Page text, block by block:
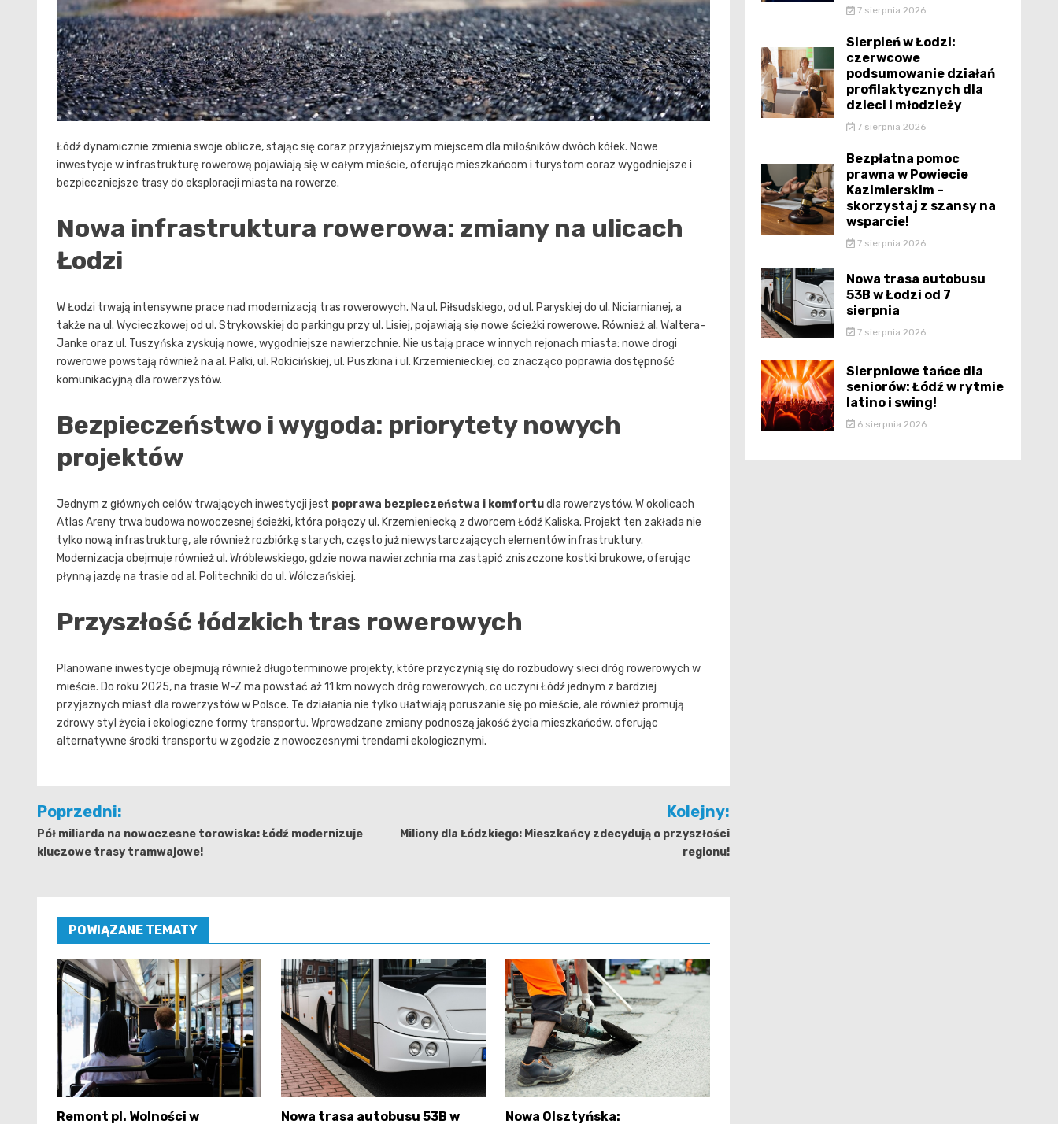
Łódź dynamicznie zmienia swoje oblicze, stając się coraz przyjaźniejszym miejscem dla miłośników dwóch kółek. Nowe
inwestycje w infrastrukturę rowerową pojawiają się w całym mieście, oferując mieszkańcom i turystom coraz wygodniejsze i
bezpieczniejsze trasy do eksploracji miasta na rowerze.
Nowa infrastruktura rowerowa: zmiany na ulicach
Łodzi
W Łodzi trwają intensywne prace nad modernizacją tras rowerowych. Na ul. Piłsudskiego, od ul. Paryskiej do ul. Niciarnianej, a
także na ul. Wycieczkowej od ul. Strykowskiej do parkingu przy ul. Lisiej, pojawiają się nowe ścieżki rowerowe. Również al. Waltera-
Janke oraz ul. Tuszyńska zyskują nowe, wygodniejsze nawierzchnie. Nie ustają prace w innych rejonach miasta: nowe drogi
rowerowe powstają również na al. Palki, ul. Rokicińskiej, ul. Puszkina i ul. Krzemienieckiej, co znacząco poprawia dostępność
komunikacyjną dla rowerzystów.
Bezpieczeństwo i wygoda: priorytety nowych
projektów
Jednym z głównych celów trwających inwestycji jest poprawa bezpieczeństwa i komfortudla rowerzystów. W okolicach
Atlas Areny trwa budowa nowoczesnej ścieżki, która połączy ul. Krzemieniecką z dworcem Łódź Kaliska. Projekt ten zakłada nie
tylko nową infrastrukturę, ale również rozbiórkę starych, często już niewystarczających elementów infrastruktury.
Modernizacja obejmuje również ul. Wróblewskiego, gdzie nowa nawierzchnia ma zastąpić zniszczone kostki brukowe, oferując
płynną jazdę na trasie od al. Politechniki do ul. Wólczańskiej.
Przyszłość łódzkich tras rowerowych
Planowane inwestycje obejmują również długoterminowe projekty, które przyczynią się do rozbudowy sieci dróg rowerowych w
mieście. Do roku 2025, na trasie W-Z ma powstać aż 11 km nowych dróg rowerowych, co uczyni Łódź jednym z bardziej
przyjaznych miast dla rowerzystów w Polsce. Te działania nie tylko ułatwiają poruszanie się po mieście, ale również promują
zdrowy styl życia i ekologiczne formy transportu. Wprowadzane zmiany podnoszą jakość życia mieszkańców, oferując
alternatywne środki transportu w zgodzie z nowoczesnymi trendami ekologicznymi.
Nawigacja
wpisu
Poprzedni:
Pół miliarda na nowoczesne torowiska: Łódź modernizuje
kluczowe trasy tramwajowe!
Kolejny:
Miliony dla Łódzkiego: Mieszkańcy zdecydują o przyszłości
regionu!
POWIĄZANE TEMATY
Remont pl. Wolności w Nowa trasa autobusu 53B w Nowa Olsztyńska:
7 sierpnia 2026
Sierpień w Łodzi:
czerwcowe
podsumowanie działań
profilaktycznych dla
dzieci i młodzieży
7 sierpnia 2026
Bezpłatna pomoc
prawna w Powiecie
Kazimierskim –
skorzystaj z szansy na
wsparcie!
7 sierpnia 2026
Nowa trasa autobusu
53B w Łodzi od 7
sierpnia
7 sierpnia 2026
Sierpniowe tańce dla
seniorów: Łódź w rytmie
latino i swing!
6 sierpnia 2026